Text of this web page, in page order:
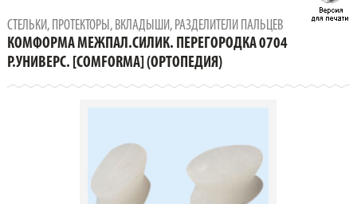
КОМФОРМА МЕЖПАЛ.СИЛИК. ПЕРЕГОРОДКА 0704 Р.УНИВЕРС.
СТЕЛЬКИ, ПРОТЕКТОРЫ, ВКЛАДЫШИ, РАЗДЕЛИТЕЛИ ПАЛЬЦЕВ
КОМФОРМА МЕЖПАЛ.СИЛИК. ПЕРЕГОРОДКА 0704
Р.УНИВЕРС. [COMFORMA] (ОРТОПЕДИЯ)